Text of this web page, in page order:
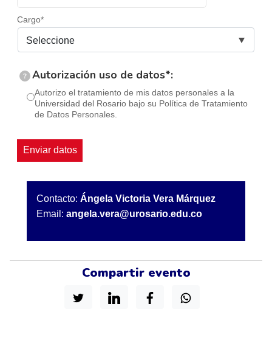
Cargo*
? Autorización uso de datos*:
Autorizo el tratamiento de mis datos personales a la
Universidad del Rosario bajo su Política de Tratamiento
de Datos Personales.
Contacto: Ángela Victoria Vera Márquez
Email: angela.vera@urosario.edu.co
Compartir evento